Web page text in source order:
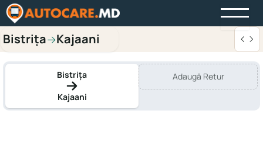
Bistriţa→Kajaani
Bistriţa
Kajaani
Adaugă Retur